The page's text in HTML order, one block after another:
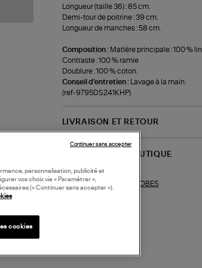
Longueur (taille 36) : 85 cm.
Demi-tour de poitrine : 39 cm.
Longueur de manches : 58 cm.
Composition : Matière principale : 100 % lin
Contraste : 100 % ramie
Doublure : 100 % coton.
Conseil d'entretien :
Lavage à la main.
(ref-9795DS241KHP)
LIVRAISON ET RETOUR
DISPONIBILITÉ BOUTIQUE
Collections similaires : ROBES
personnalisation, publicité et
vos choix via « Paramétrer »,
(« Continuer sans accepter »).
cookies
Continuer sans accepter